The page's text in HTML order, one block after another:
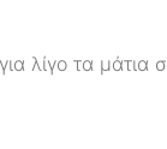
λίγο τα